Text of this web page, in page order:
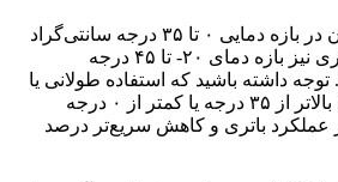
اپل توصیه می‌کند از آیفون در بازه دمایی ۰ تا ۳۵ درجه سانتی‌گراد
استفاده شود. برای نگهداری نیز بازه دمای ۲۰- تا ۴۵ درجه
داشته باشید که استفاده طولانی یا
شدید از آیفون در دماهای بالاتر از ۳۵ درجه یا کمتر از ۰ درجه
عملکرد باتری و کاهش سریع‌تر درصد